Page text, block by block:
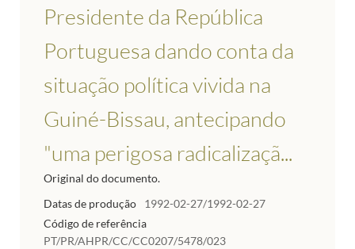
Presidente da República
Portuguesa dando conta da
situação política vivida na
Guiné-Bissau, antecipando
"uma perigosa radicalizaçã...
Original do documento.
Datas de produção
1992-02-27/1992-02-27
Código de referência
PT/PR/AHPR/CC/CC0207/5478/023